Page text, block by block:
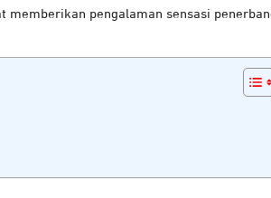
pengalaman sensasi